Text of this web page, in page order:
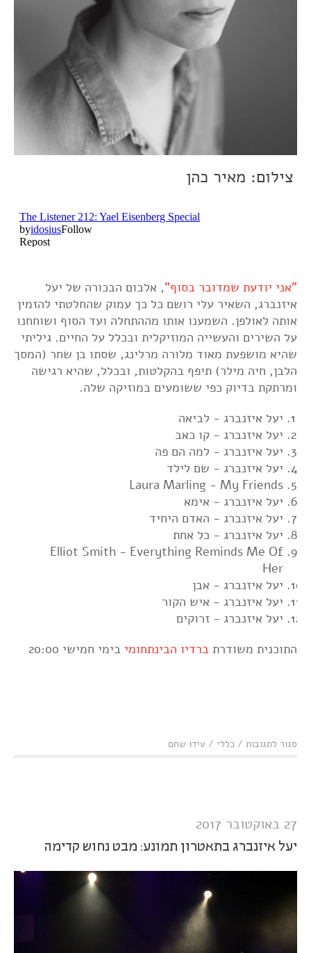
צילום: מאיר כהן
"אני יודעת שמדובר בסוף", אלבום הבכורה של יעל
איזנברג, השאיר עלי רושם כל כך עמוק שהחלטתי להזמין
אותה לאולפן. השמענו אותו מההתחלה ועד הסוף ושוחחנו
על השירים והעשייה המוזיקלית ובכלל על החיים. גיליתי
שהיא מושפעת מאוד מלורה מרלינג, שסתו בן שחר (המסך
הלבן, חיה מילר) תיפף בהקלטות, ובכלל, שהיא רגישה
ומרתקת בדיוק כפי ששומעים במוזיקה שלה.
יעל איזנברג - לביאה
יעל איזנברג - קו כאב
יעל איזנברג - למה הם פה
יעל איזנברג - שם לילד
Laura Marling - My Friends
יעל איזנברג - אימא
יעל איזנברג - האדם היחיד
יעל איזנברג - כל אחת
Elliot Smith - Everything Reminds Me Of
Her
יעל איזנברג - אבן
יעל איזנברג - איש הקור
יעל איזנברג - זרוקים
התוכנית משודרת ברדיו הבינתחומי בימי חמישי 20:00
סגור לתגובות על
/ כללי / עידו שחם
27 באוקטובר 2017
יעל איזנברג בתאטרון תמונע: מבט נחוש קדימה